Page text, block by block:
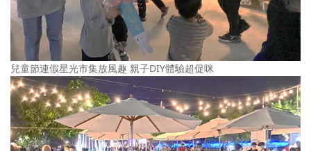
兒童節連假星光市集放風趣 親子DIY體驗超促咪